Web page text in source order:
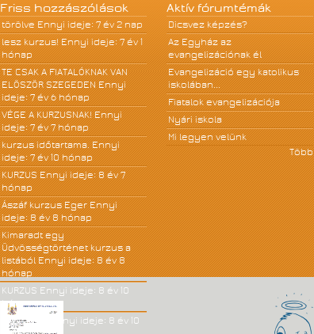
Friss hozzászólások
törölve Ennyi ideje: 7 év 2 nap
lesz kurzus! Ennyi ideje: 7 év 1
hónap
TE CSAK A FIATALÓKNAK VAN
ELÖSZÖR SZEGEDEN Ennyi
ideje: 7 év 6 hónap
VÉGE A KURZUSNAK! Ennyi
ideje: 7 év 7 hónap
kurzus időtartama. Ennyi
ideje: 7 év 10 hónap
KURZUS Ennyi ideje: 8 év 7
hónap
Ászáf kurzus Eger Ennyi
ideje: 8 év 8 hónap
Kimaradt egy
Üdvösségtörténet kurzus a
listából Ennyi ideje: 8 év 8
hónap
KURZUS Ennyi ideje: 8 év 10
hónap
JÓ KÖNYV!
Ennyi ideje: 8 év 10
Aktív fórumtémák
Dicsvez képzés?
Az Egyház az
evangelizációnak él
Evangelizáció egy katolikus
iskolában...
Fiatalok evangelizációja
Nyári iskola
Mi legyen velünk
Több